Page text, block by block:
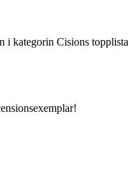
i kategorin Cisions topplista